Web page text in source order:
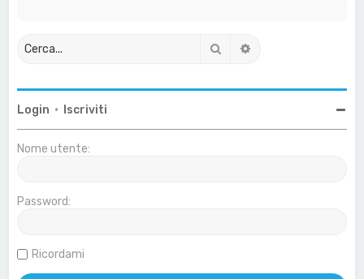
Cerca
Login • Iscriviti
Nome utente:
Password:
Ricordami